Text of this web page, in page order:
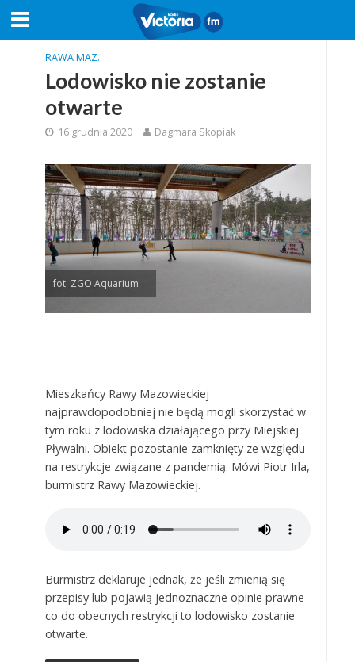
RAWA MAZ.
Lodowisko nie zostanie
otwarte
16 grudnia 2020 Dagmara Skopiak
fot. ZGO Aquarium
Mieszkańcy Rawy Mazowieckiej
najprawdopodobniej nie będą mogli skorzystać w
tym roku z lodowiska działającego przy Miejskiej
Pływalni. Obiekt pozostanie zamknięty ze względu
na restrykcje związane z pandemią. Mówi Piotr Irla,
burmistrz Rawy Mazowieckiej.
Burmistrz deklaruje jednak, że jeśli zmienią się
przepisy lub pojawią jednoznaczne opinie prawne
co do obecnych restrykcji to lodowisko zostanie
otwarte.